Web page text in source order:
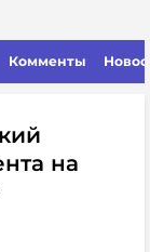
Комменты
на